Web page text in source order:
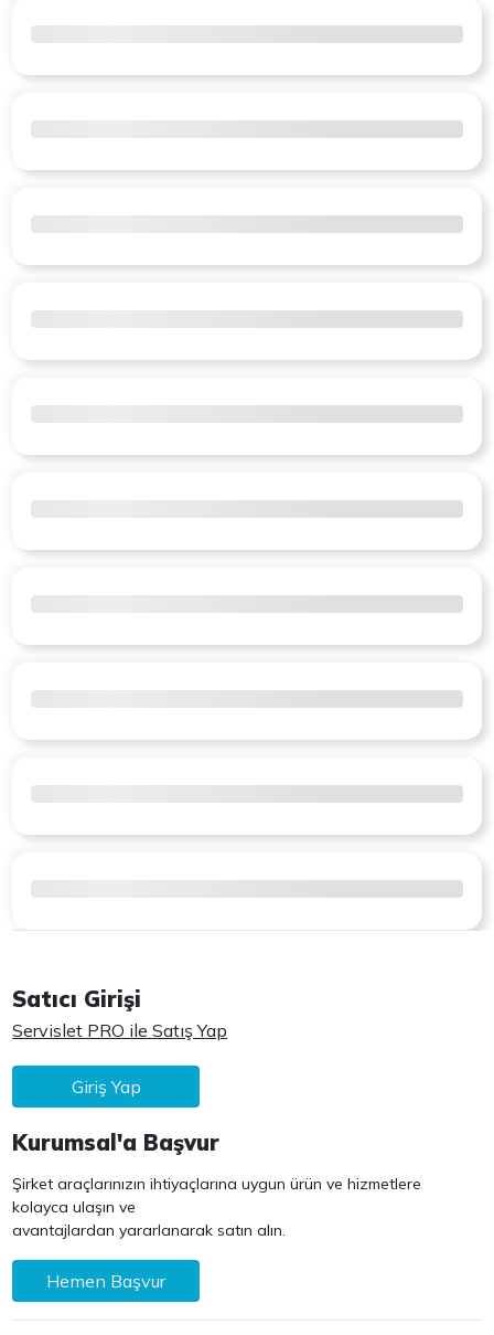
Satıcı Girişi
Servislet PRO ile Satış Yap
Giriş Yap
Kurumsal'a Başvur
Şirket araçlarınızın ihtiyaçlarına uygun ürün ve hizmetlere
kolayca ulaşın ve
avantajlardan yararlanarak satın alın.
Hemen Başvur